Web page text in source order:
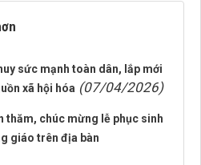
sức mạnh toàn dân, lắp mới
xã hội hóa (07/04/2026)
thăm, chúc mừng lễ phục sinh
giáo trên địa bàn